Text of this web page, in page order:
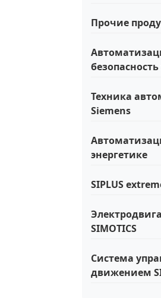
Прочие
Техника
Siemens
энергетике
SIPLUS
SIMOTICS
Система
движением